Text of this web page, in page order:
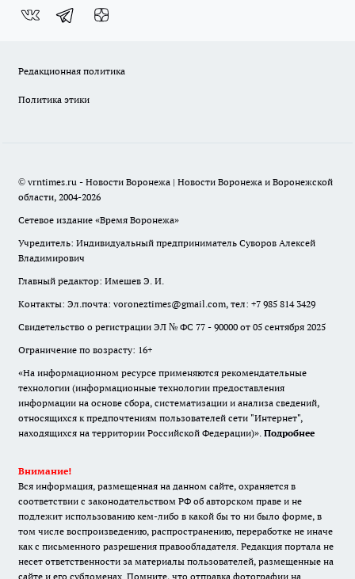
Редакционная политика
Политика этики
© vrntimes.ru - Новости Воронежа | Новости Воронежа и Воронежской
области, 2004-2026
Сетевое издание «Время Воронежа»
Учредитель: Индивидуальный предприниматель Суворов Алексей
Владимирович
Главный редактор: Имешев Э. И.
Контакты: Эл.почта: voroneztimes@gmail.com, тел: +7 985 814 3429
Свидетельство о регистрации ЭЛ № ФС 77 - 90000 от 05 сентября 2025
Ограничение по возрасту: 16+
«На информационном ресурсе применяются рекомендательные
технологии (информационные технологии предоставления
информации на основе сбора, систематизации и анализа сведений,
относящихся к предпочтениям пользователей сети "Интернет",
находящихся на территории Российской Федерации)». Подробнее
Внимание!
Вся информация, размещенная на данном сайте, охраняется в
соответствии с законодательством РФ об авторском праве и не
подлежит использованию кем-либо в какой бы то ни было форме, в
том числе воспроизведению, распространению, переработке не иначе
как с письменного разрешения правообладателя. Редакция портала не
несет ответственности за материалы пользователей, размещенные на
сайте и его субдоменах. Помните, что отправка фотографии на